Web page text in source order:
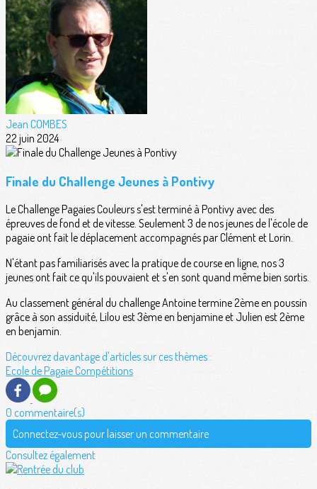
Jean COMBES
22 juin 2024
Finale du Challenge Jeunes à Pontivy
Le Challenge Pagaies Couleurs s'est terminé à Pontivy avec des
épreuves de fond et de vitesse. Seulement 3 de nos jeunes de l'école de
pagaie ont fait le déplacement accompagnés par Clément et Lorin.
N'étant pas familiarisés avec la pratique de course en ligne, nos 3
jeunes ont fait ce qu'ils pouvaient et s'en sont quand même bien sortis.
Au classement général du challenge Antoine termine 2ème en poussin
grâce à son assiduité, Lilou est 3ème en benjamine et Julien est 2ème
en benjamin.
Découvrez davantage d'articles sur ces thèmes :
Ecole de PagaieCompétitions
0 commentaire(s)
Connectez-vous pour laisser un commentaire
Consultez également